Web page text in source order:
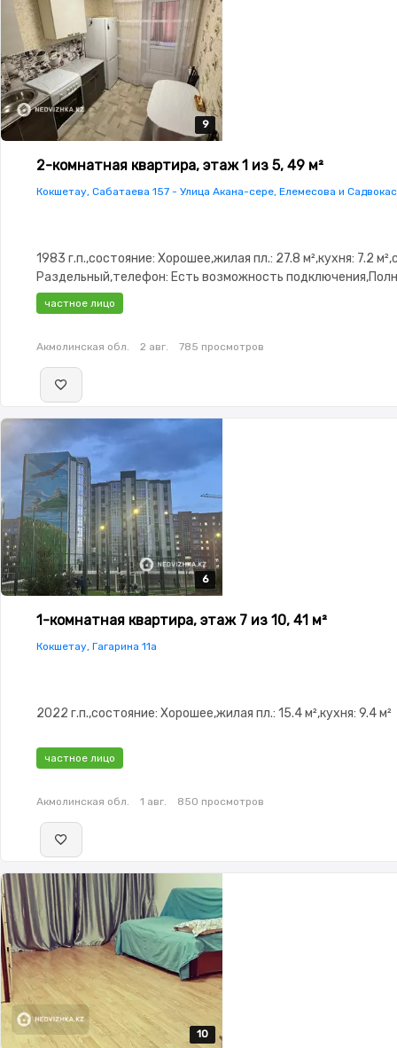
9
9
9
9
9
2-комнатная квартира, этаж 1 из 5, 49 м²
Кокшетау, Сабатаева 157 - Улица Акана-сере, Елемесова и
1983 г.п.,состояние: Хорошее,жилая пл.: 27.8 м²,кухня: 7.2
Раздельный,телефон: Есть возможность
меблирована,Полностью меблирована,паркинг: Рядом
стоянка,Решетки на окнах,Домофон,Пластиковые
кухня,Кладовка,Счётчики,Тихий двор,Удобно под
частное лицо
Акмолинская обл. 2 авг. 785 просмотров
6
6
6
6
6
1-комнатная квартира, этаж 7 из 10, 41 м²
Кокшетау, Гагарина 11а
2022 г.п.,состояние: Хорошее,жилая пл.: 15.4 м²,кухня: 9.4 м²
частное лицо
Акмолинская обл. 1 авг. 850 просмотров
10
10
10
10
10